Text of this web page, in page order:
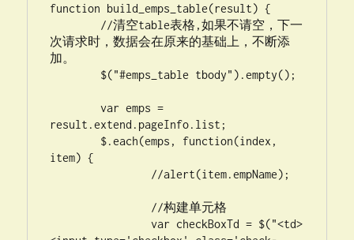
function build_emps_table(result) {
次请求时，数据会在原来的基础上，不断添
加。
	var emps =
result.extend.pageInfo.list;
item) {
		var checkBoxTd = $("<td>